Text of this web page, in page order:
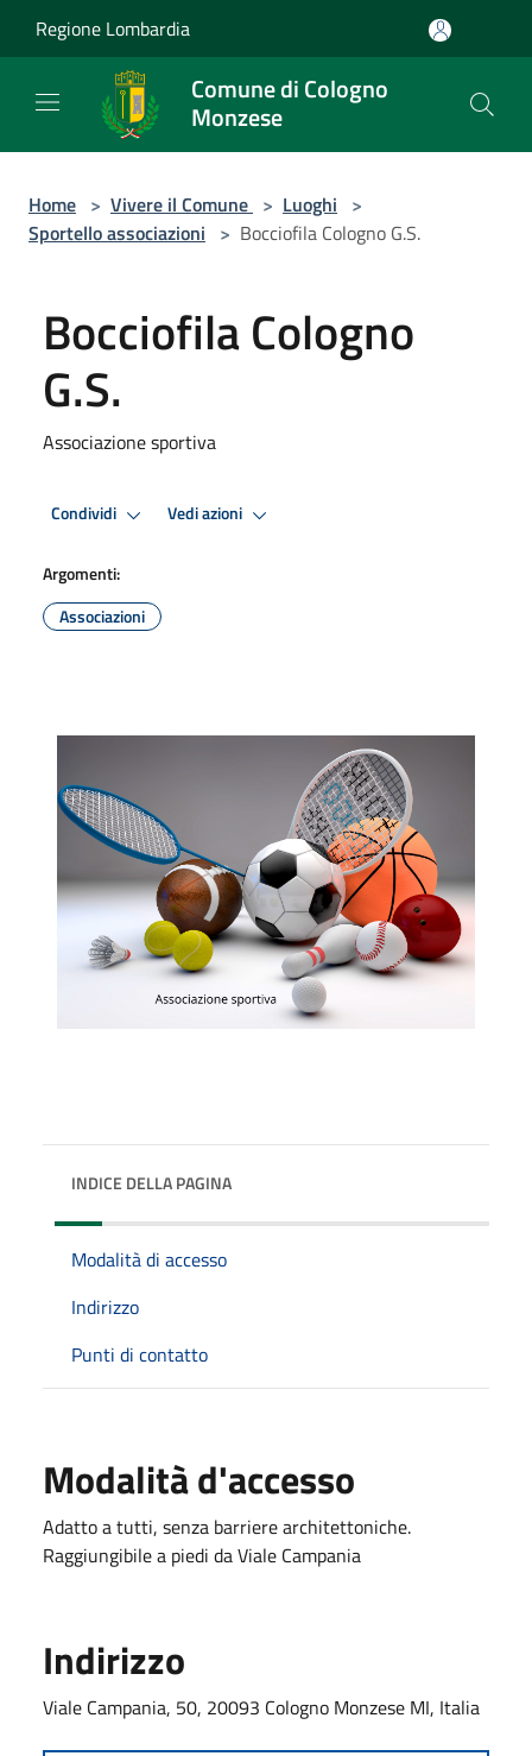
Regione Lombardia
Comune di Cologno
Monzese
Home > Vivere il Comune > Luoghi >
Sportello associazioni > Bocciofila Cologno G.S.
Bocciofila Cologno
G.S.
Associazione sportiva
Condividi Vedi azioni
Argomenti:
Associazioni
INDICE DELLA PAGINA
Modalità di accesso
Indirizzo
Punti di contatto
Modalità d'accesso
Adatto a tutti, senza barriere architettoniche.
Raggiungibile a piedi da Viale Campania
Indirizzo
Viale Campania, 50, 20093 Cologno Monzese MI, Italia